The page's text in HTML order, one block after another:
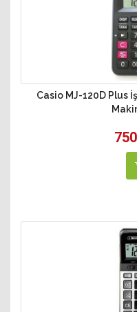
Casio MJ-120D Plus
750